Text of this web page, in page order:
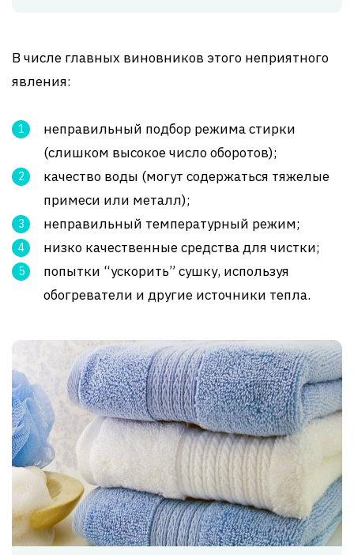
В числе главных виновников этого неприятного
явления:
неправильный подбор режима стирки
(слишком высокое число оборотов);
качество воды (могут содержаться тяжелые
примеси или металл);
неправильный температурный режим;
низко качественные средства для чистки;
попытки “ускорить” сушку, используя
обогреватели и другие источники тепла.